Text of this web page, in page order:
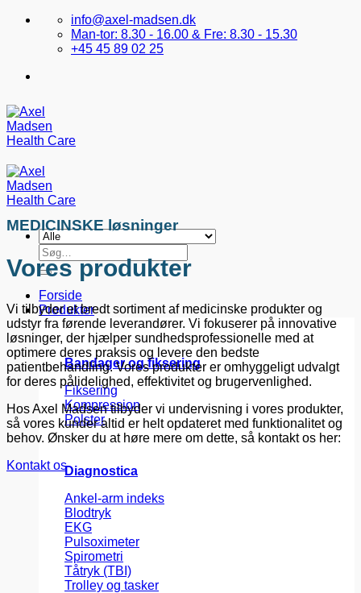
Fortsæt
info@axel-madsen.dk
Man-tor: 8.30 - 16.00 & Fre: 8.30 - 15.30
+45 45 89 02 25
Søg
efter:
Forside
Produkter
Bandager og fiksering
Fiksering
Kompression
Polster
Diagnostica
Ankel-arm indeks
Blodtryk
EKG
Pulsoximeter
Spirometri
Tåtryk (TBI)
Trolley og tasker
MEDICINSKE løsninger
Vores produkter
Vi tilbyder et bredt sortiment af medicinske produkter og
udstyr fra førende leverandører. Vi fokuserer på innovative
løsninger, der hjælper sundhedsprofessionelle med at
optimere deres praksis og levere den bedste
patientbehandling. Vores produkter er omhyggeligt udvalgt
for deres pålidelighed, effektivitet og brugervenlighed.
Hos Axel Madsen tilbyder vi undervisning i vores produkter,
så vores kunder altid er helt opdateret med funktionalitet og
behov. Ønsker du at høre mere om dette, så kontakt os her:
Kontakt os